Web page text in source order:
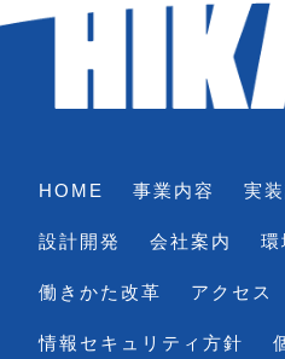
HOME 事業内容 実
設計開発 会社案内 環
働きかた改革 アクセス
情報セキュリティ方針